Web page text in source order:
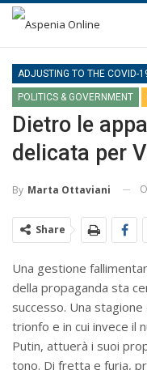
ADJUSTING TO THE COVID-
POLITICS & GOVERNMENT
Dietro le
delicata per
By Marta Ottaviani
Share
Una gestione
della propaganda sta
successo. Una
trionfo e in cui invece il
Putin, attuerà i suoi
tono. Di fretta e furia,